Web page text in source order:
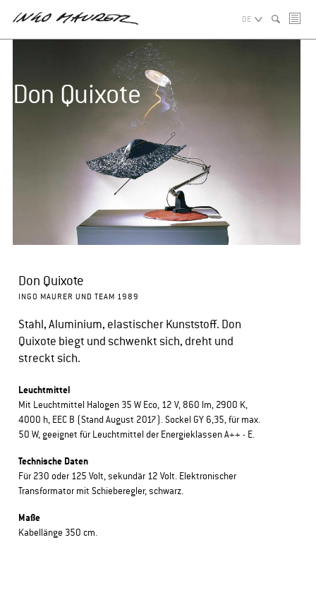
DE
Don Quixote
Don Quixote
INGO MAURER UND TEAM 1989
Stahl, Aluminium, elastischer Kunststoff. Don
Quixote biegt und schwenkt sich, dreht und
streckt sich.
Leuchtmittel
Mit Leuchtmittel Halogen 35 W Eco, 12 V, 860 lm, 2900 K,
4000 h, EEC B (Stand August 2017). Sockel GY 6,35, für max.
50 W, geeignet für Leuchtmittel der Energieklassen A++ - E.
Technische Daten
Für 230 oder 125 Volt, sekundär 12 Volt. Elektronischer
Transformator mit Schieberegler, schwarz.
Maße
Kabellänge 350 cm.